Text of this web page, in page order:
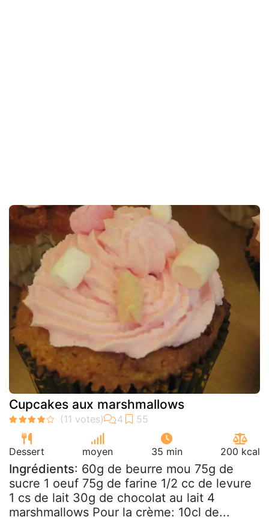
Cupcakes aux marshmallows
Dessert moyen 35 min 200 kcal
Ingrédients: 60g de beurre mou 75g de
sucre 1 oeuf 75g de farine 1/2 cc de levure
1 cs de lait 30g de chocolat au lait 4
marshmallows Pour la crème: 10cl de...